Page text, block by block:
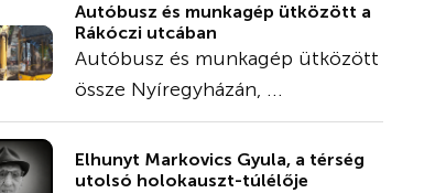
Autóbusz és munkagép ütközött a
Rákóczi utcában
Autóbusz és munkagép ütközött
össze Nyíregyházán, ...
Elhunyt Markovics Gyula, a térség
utolsó holokauszt-túlélője